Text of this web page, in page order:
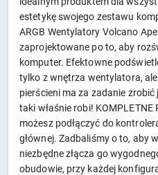
estetykę swojego zestawu
ARGB Wentylatory Volcano
zaprojektowane po to, aby
komputer. Efektowne
tylko z wnętrza wentylatora,
pierścieni ma za zadanie
taki właśnie robi! KOMPLETNE
możesz podłączyć do
głównej. Zadbaliśmy o to, aby
niezbędne złącza go
obudowie, przy każdej